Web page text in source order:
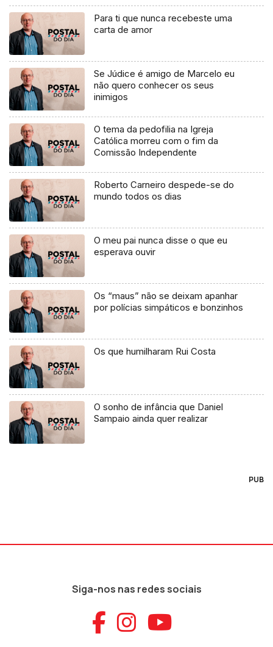
Para ti que nunca recebeste uma
carta de amor
Se Júdice é amigo de Marcelo eu
não quero conhecer os seus
inimigos
O tema da pedofilia na Igreja
Católica morreu com o fim da
Comissão Independente
Roberto Carneiro despede-se do
mundo todos os dias
O meu pai nunca disse o que eu
esperava ouvir
Os “maus” não se deixam apanhar
por polícias simpáticos e bonzinhos
Os que humilharam Rui Costa
O sonho de infância que Daniel
Sampaio ainda quer realizar
PUB
Siga-nos nas redes sociais
Aceder ao
Aceder ao
Aceder